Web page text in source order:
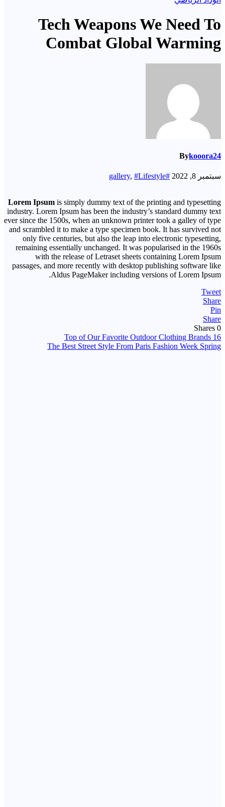
Tech Weapons We Need To
Combat Global Warming
Bykooora24
سبتمبر 8, 2022 #gallery
, #Lifestyle
Lorem Ipsum is simply dummy text of the printing and typesetting
industry. Lorem Ipsum has been the industry’s standard dummy text
ever since the 1500s, when an unknown printer took a galley of type
and scrambled it to make a type specimen book. It has survived not
only five centuries, but also the leap into electronic typesetting,
remaining essentially unchanged. It was popularised in the 1960s
with the release of Letraset sheets containing Lorem Ipsum
passages, and more recently with desktop publishing software like
Aldus PageMaker including versions of Lorem Ipsum.
Tweet
Share
Pin
Share
0
Shares
تصفّح
المقالات
16 Top of Our Favorite Outdoor Clothing Brands
The Best Street Style From Paris Fashion Week Spring